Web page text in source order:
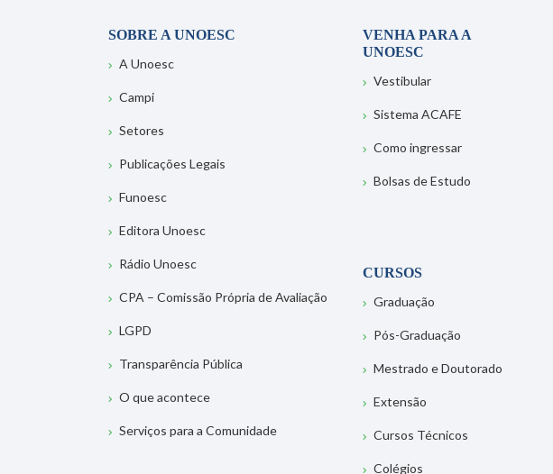
SOBRE A UNOESC
A Unoesc
Campi
Setores
Publicações Legais
Funoesc
Editora Unoesc
Rádio Unoesc
CPA – Comissão Própria de Avaliação
LGPD
Transparência Pública
O que acontece
Serviços para a Comunidade
VENHA PARA A
UNOESC
Vestibular
Sistema ACAFE
Como ingressar
Bolsas de Estudo
CURSOS
Graduação
Pós-Graduação
Mestrado e Doutorado
Extensão
Cursos Técnicos
Colégios